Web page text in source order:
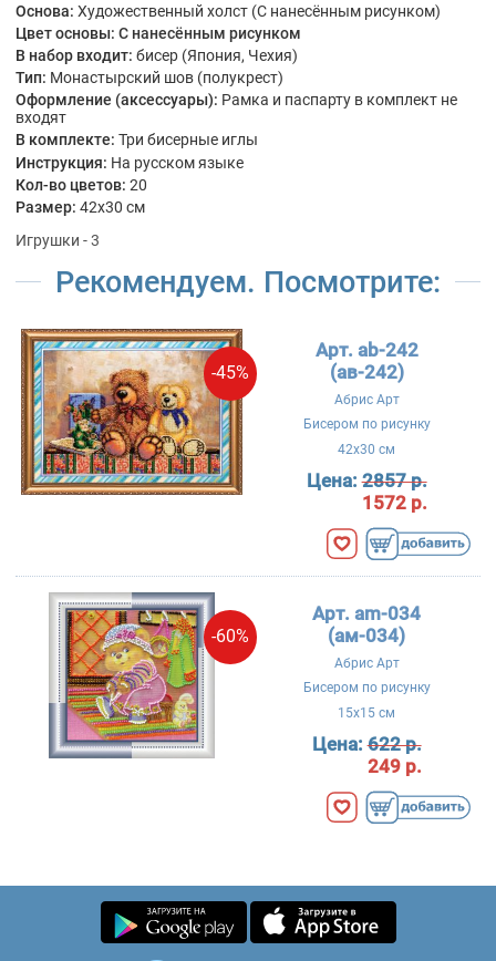
Основа: Художественный холст (С нанесённым рисунком)
Цвет основы: С нанесённым рисунком
В набор входит: бисер (Япония, Чехия)
Тип: Монастырский шов (полукрест)
Оформление (аксессуары): Рамка и паспарту в комплект не
входят
В комплекте: Три бисерные иглы
Инструкция: На русском языке
Кол-во цветов: 20
Размер: 42x30 см
Игрушки - 3
Рекомендуем. Посмотрите:
-45%
Арт. ab-242
(ав-242)
Абрис Арт
Бисером по рисунку
42x30 см
Цена:2857 р.
1572 р.
-60%
Арт. am-034
(ам-034)
Абрис Арт
Бисером по рисунку
15x15 см
Цена:622 р.
249 р.